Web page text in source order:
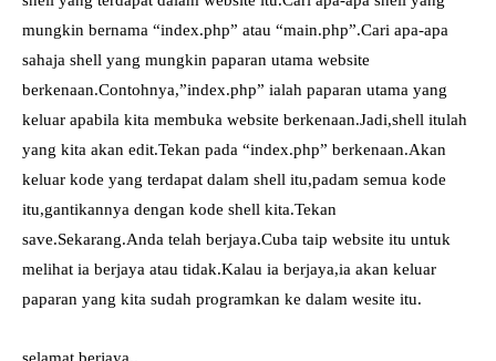
mungkin bernama “index.php” atau “main.php”.Cari apa-apa
sahaja shell yang mungkin paparan utama website
berkenaan.Contohnya,”index.php” ialah paparan utama yang
keluar apabila kita membuka website berkenaan.Jadi,shell itulah
yang kita akan edit.Tekan pada “index.php” berkenaan.Akan
keluar kode yang terdapat dalam shell itu,padam semua kode
itu,gantikannya dengan kode shell kita.Tekan
save.Sekarang.Anda telah berjaya.Cuba taip website itu untuk
melihat ia berjaya atau tidak.Kalau ia berjaya,ia akan keluar
paparan yang kita sudah programkan ke dalam wesite itu.